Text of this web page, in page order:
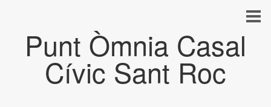
Punt Òmnia Casal
Cívic Sant Roc